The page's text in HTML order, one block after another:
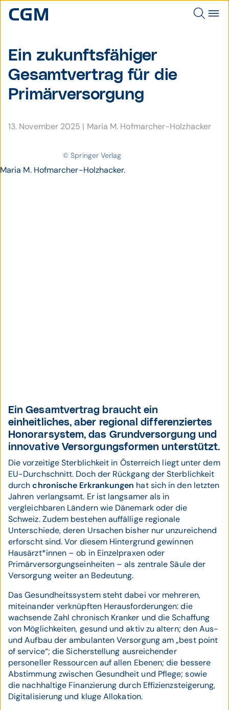
Ein zukunfts­fähiger
Gesamt­vertrag für die
Primär­ver­sorgung
13. November 2025 | Maria M. Hofmarcher-Holzhacker
© Springer Verlag
Maria M. Hofmarcher-Holzhacker.
Ein Gesamtvertrag braucht ein
einheitliches, aber regional differenziertes
Honorarsystem, das Grundversorgung und
innovative Versorgungsformen unterstützt.
Die vorzeitige Sterblichkeit in Österreich liegt unter dem
EU-Durchschnitt. Doch der Rückgang der Sterblichkeit
durchchronische Erkrankungen hat sich in den letzten
Jahren verlangsamt. Er ist langsamer als in
vergleichbaren Ländern wie Dänemark oder die
Schweiz. Zudem bestehen auffällige regionale
Unterschiede, deren Ursachen bisher nur unzureichend
erforscht sind. Vor diesem Hintergrund gewinnen
Hausärzt*innen – ob in Einzelpraxen oder
Primärversorgungseinheiten – als zentrale Säule der
Versorgung weiter an Bedeutung.
Das Gesundheitssystem steht dabei vor mehreren,
miteinander verknüpften Herausforderungen: die
wachsende Zahl chronisch Kranker und die Schaffung
von Möglichkeiten, gesund und aktiv zu altern; den Aus-
und Aufbau der ambulanten Versorgung am „best point
of service“; die Sicherstellung ausreichender
personeller Ressourcen auf allen Ebenen; die bessere
Abstimmung zwischen Gesundheit und Pflege; sowie
die nachhaltige Finanzierung durch Effizienzsteigerung,
Digitalisierung und kluge Allokation.